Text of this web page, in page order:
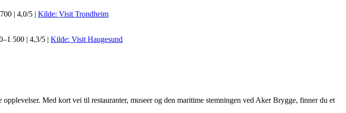
| 4,0/5 | Kilde: Visit Trondheim
500 | 4,3/5 | Kilde: Visit Haugesund
Med kort vei til restauranter, museer og den maritime stemningen ved Aker Brygge, finner du et